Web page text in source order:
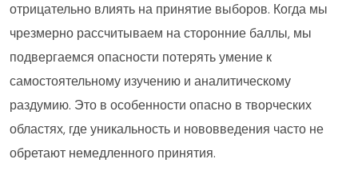
отрицательно влиять на принятие выборов. Когда мы
чрезмерно рассчитываем на сторонние баллы, мы
подвергаемся опасности потерять умение к
самостоятельному изучению и аналитическому
раздумию. Это в особенности опасно в творческих
областях, где уникальность и нововведения часто не
обретают немедленного принятия.